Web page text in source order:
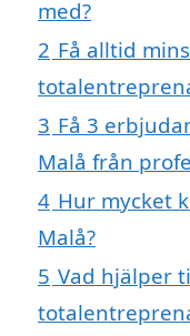
med?
2 Få alltid
3 Få 3
Malå från
4 Hur mycket
Malå?
5 Vad hjälper